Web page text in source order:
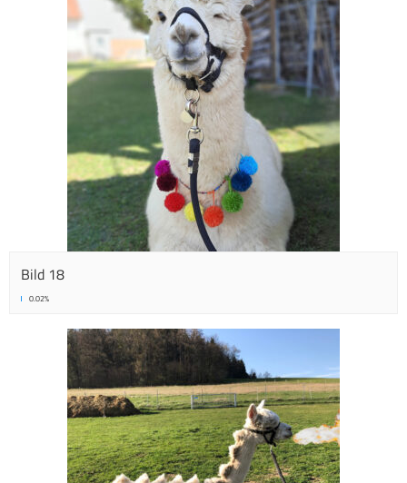
Bild 18
0.02%